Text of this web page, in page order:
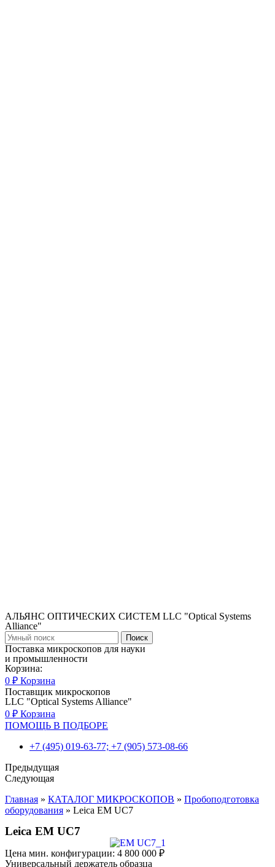
АЛЬЯНС ОПТИЧЕСКИХ СИСТЕМ LLC "Optical Systems
Alliance"
Поиск
Поставка микроскопов для науки
и промышленности
Корзина:
0 ₽ Корзина
Поставщик микроскопов
LLC "Optical Systems Alliance"
0 ₽ Корзина
ПОМОЩЬ В ПОДБОРЕ
+7 (495) 019-63-77; +7 (905) 573-08-66
Предыдущая
Следующая
Главная » КАТАЛОГ МИКРОСКОПОВ » Пробоподготовка
оборудования » Leica EM UC7
Leica EM UC7
Цена мин. конфигурации: 4 800 000 ₽
Универсальный держатель образца